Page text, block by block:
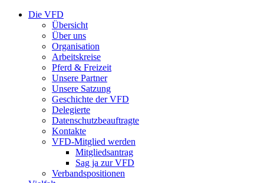
Die VFD
Übersicht
Über uns
Organisation
Arbeitskreise
Pferd & Freizeit
Unsere Partner
Unsere Satzung
Geschichte der VFD
Delegierte
Datenschutzbeauftragte
Kontakte
VFD-Mitglied werden
Mitgliedsantrag
Sag ja zur VFD
Verbandspositionen